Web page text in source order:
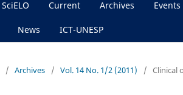
SciELO Current Archives Events
News ICT-UNESP
/ Archives / Vol. 14 No. 1/2 (2011) / Clinical